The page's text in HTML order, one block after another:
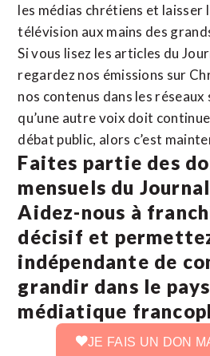
les médias chrétiens et laisser
télévision aux mains des
Si vous lisez les articles du
regardez nos émissions sur
nos contenus dans les réseaux
qu’une autre voix doit
débat public, alors c’est
Faites partie des
mensuels du
Aidez-nous à
décisif et
indépendante de
grandir dans le
médiatique
JE FAIS UN DON